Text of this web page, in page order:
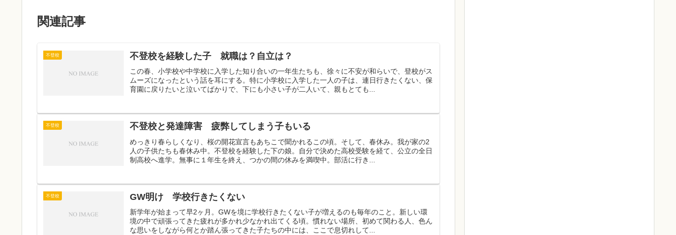
関連記事
不登校 不登校を経験した子 就職は？自立は？
この春、小学校や中学校に入学した知り合いの一年生たちも、徐々に不安が和らいで、登校がス
ムーズになったという話を耳にする。特に小学校に入学した一人の子は、連日行きたくない、保
育園に戻りたいと泣いてばかりで、下にも小さい子が二人いて、親もとても...
不登校 不登校と発達障害 疲弊してしまう子もいる
めっきり春らしくなり、桜の開花宣言もあちこで聞かれるこの頃。そして、春休み。我が家の2
人の子供たちも春休み中。不登校を経験した下の娘。自分で決めた高校受験を経て、公立の全日
制高校へ進学。無事に１年生を終え、つかの間の休みを満喫中。部活に行き...
不登校 GW明け 学校行きたくない
新学年が始まって早2ヶ月。GWを境に学校行きたくない子が増えるのも毎年のこと。新しい環
境の中で頑張ってきた疲れが多かれ少なかれ出てくる頃。慣れない場所、初めて関わる人、色ん
な思いをしながら何とか踏ん張ってきた子たちの中には、ここで息切れして...